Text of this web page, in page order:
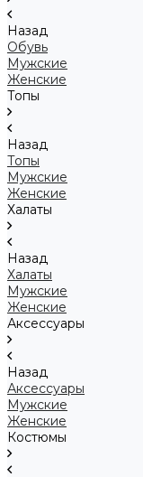
Назад
Обувь
Мужские
Женские
Топы
Назад
Топы
Мужские
Женские
Халаты
Назад
Халаты
Мужские
Женские
Аксессуары
Назад
Аксессуары
Мужские
Женские
Костюмы